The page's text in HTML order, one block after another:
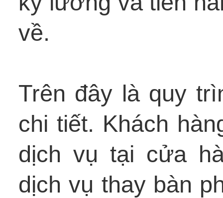
về.
Trên đây là quy
chi tiết. Khách
dịch vụ tại cửa
dịch vụ thay bàn